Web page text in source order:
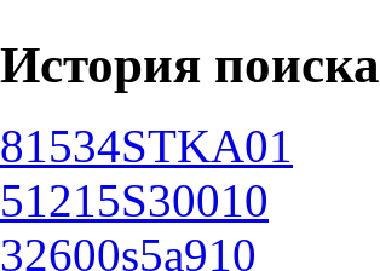
История поиска
81534STKA01
51215S30010
32600s5a910